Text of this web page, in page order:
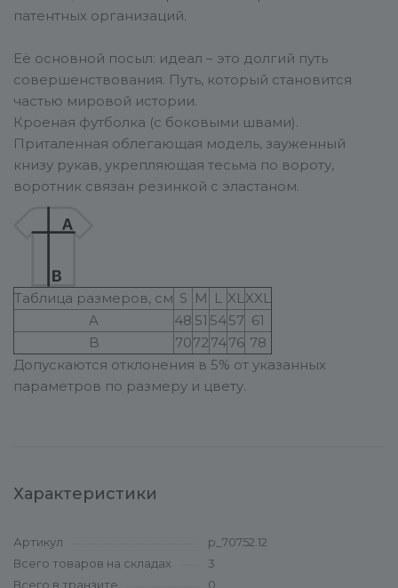
патентных организаций.
Её основной посыл: идеал – это долгий путь
совершенствования. Путь, который становится
частью мировой истории.
Кроеная футболка (с боковыми швами).
Приталенная облегающая модель, зауженный
книзу рукав, укрепляющая тесьма по вороту,
воротник связан резинкой с эластаном.
Таблица размеров, см S M L XLXXL
A
48 51 5457 61
B
7072 7476 78
Допускаются отклонения в 5% от указанных
параметров по размеру и цвету.
Характеристики
Артикул
p_70752.12
Всего товаров на складах
3
Всего в транзите
0